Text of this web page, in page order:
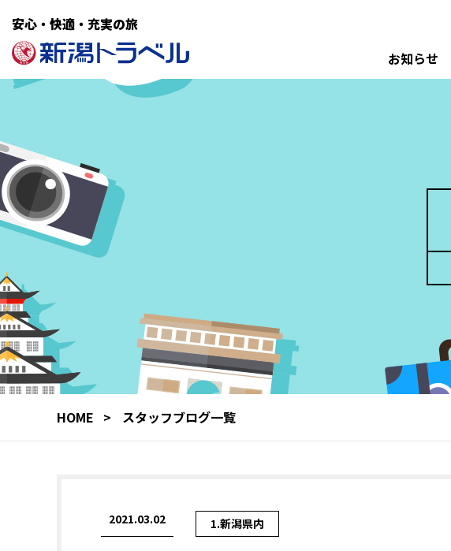
安心・快適・充実の旅
お知らせ
HOME スタッフブログ一覧
2021.03.02 1.新潟県内